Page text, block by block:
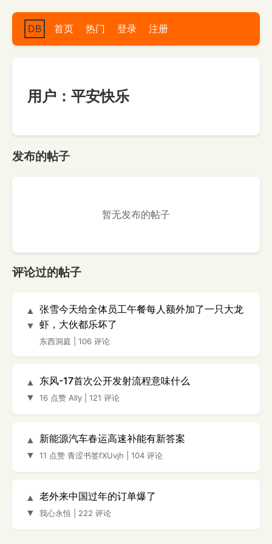
DB 首页 热门 登录 注册
用户：平安快乐
发布的帖子
暂无发布的帖子
评论过的帖子
▲
▼
张雪今天给全体员工午餐每人额外加了一只大龙
虾，大伙都乐坏了
东西洞庭 106 评论
▲
▼
东风-17首次公开发射流程意味什么
16 点赞 Ally 121 评论
▲
▼
新能源汽车春运高速补能有新答案
11 点赞 青涩书签fXUvjh 104 评论
▲
▼
老外来中国过年的订单爆了
我心永恒 222 评论